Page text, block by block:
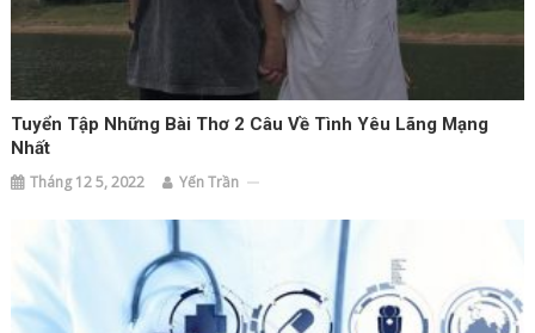
Tuyển Tập Những Bài Thơ 2 Câu Về Tình Yêu Lãng Mạng
Nhất
Tháng 12 5, 2022 Yến Trần